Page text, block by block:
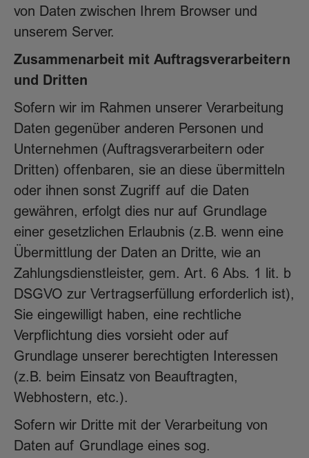
von Daten zwischen Ihrem Browser und
unserem Server.
Zusammenarbeit mit Auftragsverarbeitern
und Dritten
Sofern wir im Rahmen unserer Verarbeitung
Daten gegenüber anderen Personen und
Unternehmen (Auftragsverarbeitern oder
Dritten) offenbaren, sie an diese übermitteln
oder ihnen sonst Zugriff auf die Daten
gewähren, erfolgt dies nur auf Grundlage
einer gesetzlichen Erlaubnis (z.B. wenn eine
Übermittlung der Daten an Dritte, wie an
Zahlungsdienstleister, gem. Art. 6 Abs. 1 lit. b
DSGVO zur Vertragserfüllung erforderlich ist),
Sie eingewilligt haben, eine rechtliche
Verpflichtung dies vorsieht oder auf
Grundlage unserer berechtigten Interessen
(z.B. beim Einsatz von Beauftragten,
Webhostern, etc.).
Sofern wir Dritte mit der Verarbeitung von
Daten auf Grundlage eines sog.